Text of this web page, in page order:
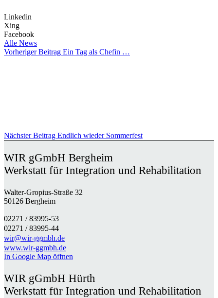
Linkedin
Xing
Facebook
Alle News
Vorheriger Beitrag Ein Tag als Chefin …
Nächster Beitrag Endlich wieder Sommerfest
WIR gGmbH Bergheim
Werkstatt für Integration und Rehabilitation
Walter-Gropius-Straße 32
50126 Bergheim
02271 / 83995-53
02271 / 83995-44
wir@wir-ggmbh.de
www.wir-ggmbh.de
In Google Map öffnen
WIR gGmbH Hürth
Werkstatt für Integration und Rehabilitation